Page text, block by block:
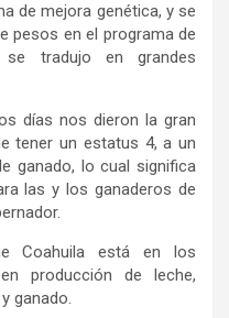
de mejora genética, y se
pesos en el programa de
tradujo en grandes
días nos dieron la gran
tener un estatus 4, a un
ganado, lo cual significa
las y los ganaderos de
Coahuila está en los
producción de leche,
ganado.